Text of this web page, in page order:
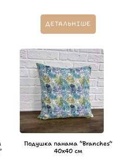
ДЕТАЛЬНІШЕ
Подушка панама “Branches”
40х40 см